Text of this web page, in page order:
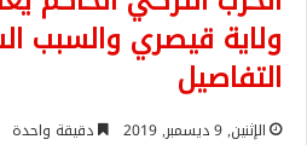
ولاية قيصري والسبب
التفاصيل
الإثنين, 9 ديسمبر, 2019 دقيقة واحدة